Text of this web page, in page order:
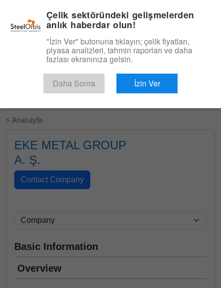
Ücretsiz Deneyin
< Anasayfa
EKE METAL GROUP
A. Ş.
Basic Information
Overview
Çelik sektöründeki gelişmelerden
anlık haberdar olun!
"İzin Ver" butonuna tıklayın; çelik fiyatları,
piyasa analizleri, tahmin raporları ve daha
fazlası ekranınıza gelsin.
Daha Sonra İzin Ver